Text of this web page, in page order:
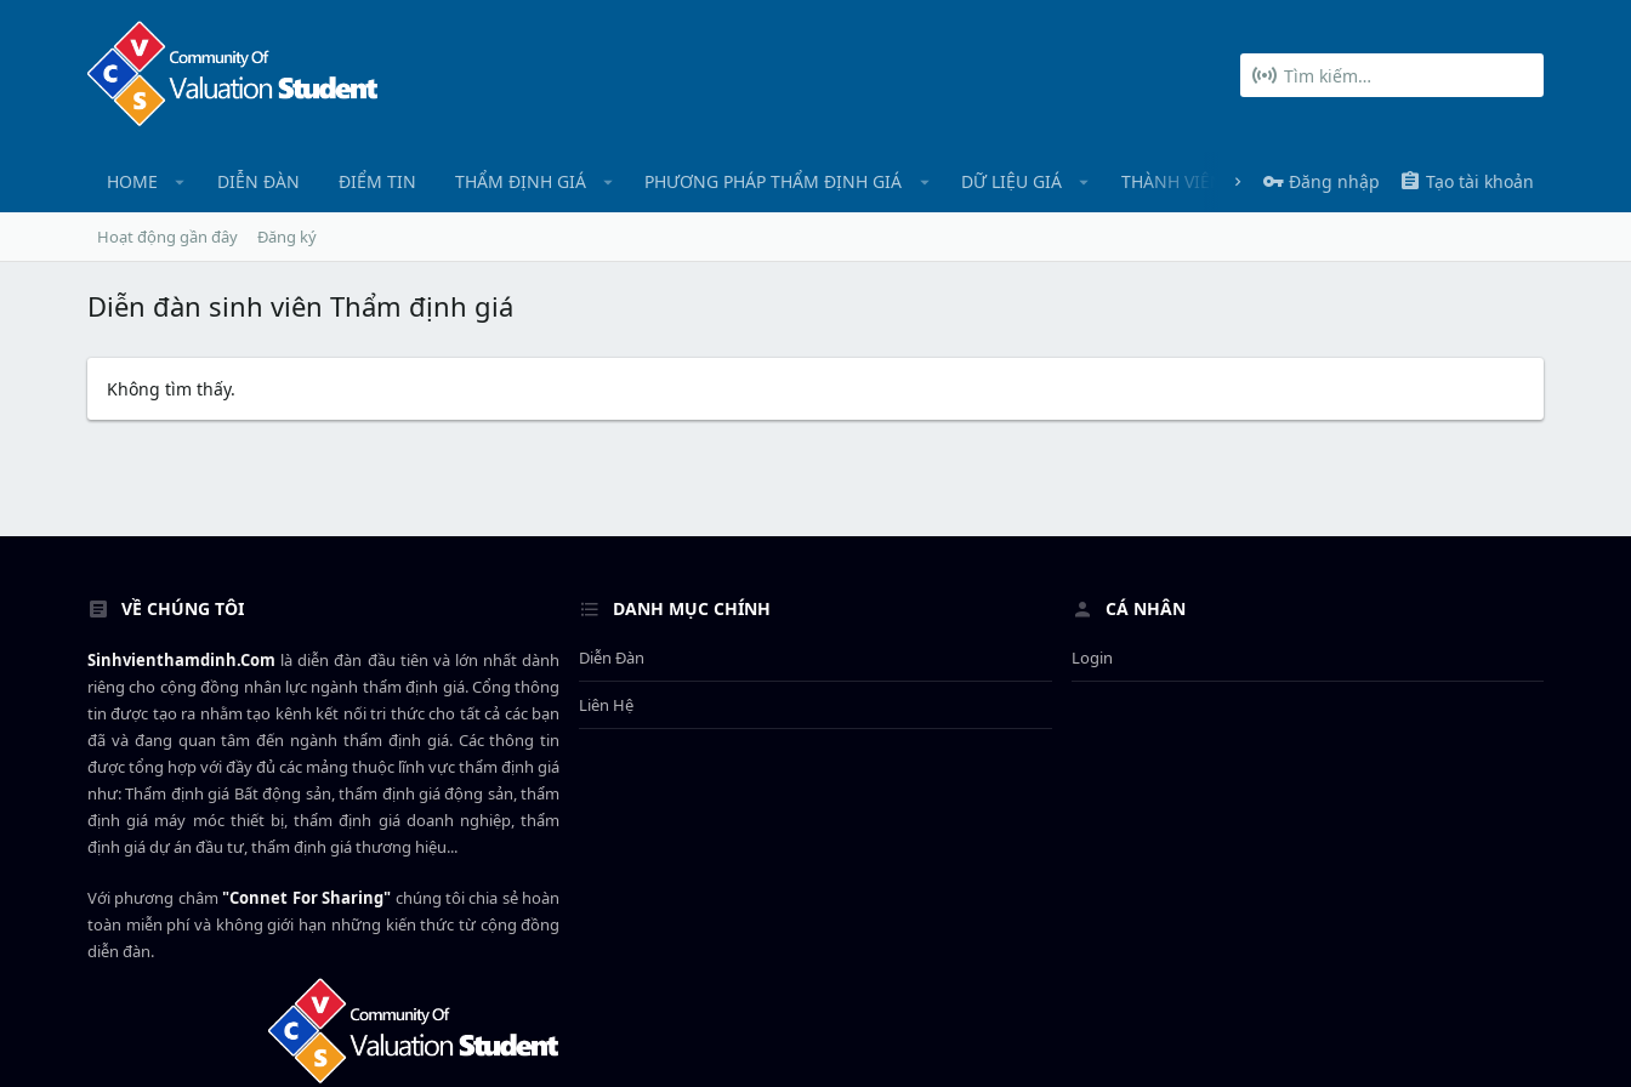
HOME DIỄN ĐÀN ĐIỂM TIN THẨM ĐỊNH GIÁ PHƯƠNG PHÁP THẨM ĐỊNH GIÁ DỮ LIỆU GIÁ THÀNH VIÊN Đăng nhập Tạo tài khoản
Hoạt động gần đây Đăng ký
Diễn đàn sinh viên Thẩm định giá
Không tìm thấy.
VỀ CHÚNG TÔI
Sinhvienthamdinh.Com là diễn đàn đầu tiên và lớn nhất dành
riêng cho cộng đồng nhân lực ngành thẩm định giá. Cổng thông
tin được tạo ra nhằm tạo kênh kết nối tri thức cho tất cả các bạn
đã và đang quan tâm đến ngành thẩm định giá. Các thông tin
được tổng hợp với đầy đủ các mảng thuộc lĩnh vực thẩm định giá
như: Thẩm định giá Bất động sản, thẩm định giá động sản, thẩm
định giá máy móc thiết bị, thẩm định giá doanh nghiệp, thẩm
định giá dự án đầu tư, thẩm định giá thương hiệu...
Với phương châm"Connet For Sharing" chúng tôi chia sẻ hoàn
toàn miễn phí và không giới hạn những kiến thức từ cộng đồng
diễn đàn.
DANH MỤC CHÍNH
Diễn Đàn
Liên Hệ
CÁ NHÂN
Login